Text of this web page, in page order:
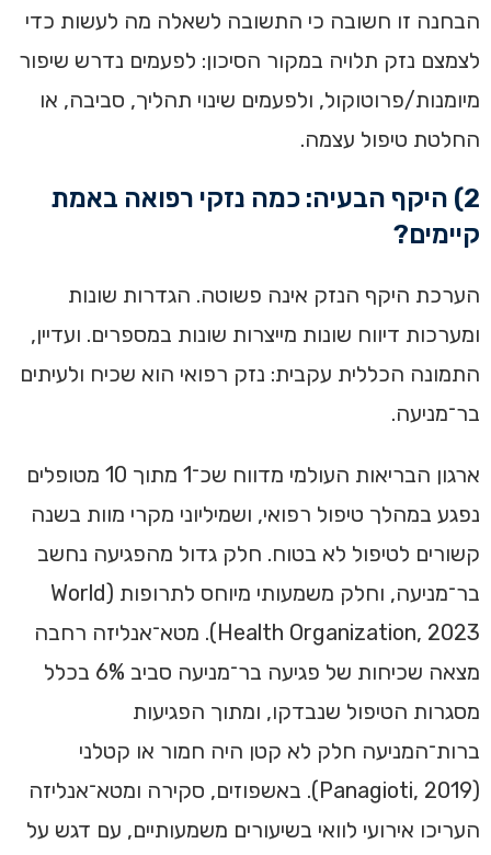
הבחנה זו חשובה כי התשובה לשאלה מה לעשות כדי
לצמצם נזק תלויה במקור הסיכון: לפעמים נדרש שיפור
מיומנות/פרוטוקול, ולפעמים שינוי תהליך, סביבה, או
החלטת טיפול עצמה.
2) היקף הבעיה: כמה נזקי רפואה באמת
קיימים?
הערכת היקף הנזק אינה פשוטה. הגדרות שונות
ומערכות דיווח שונות מייצרות שונות במספרים. ועדיין,
התמונה הכללית עקבית: נזק רפואי הוא שכיח ולעיתים
בר־מניעה.
ארגון הבריאות העולמי מדווח שכ־1 מתוך 10 מטופלים
נפגע במהלך טיפול רפואי, ושמיליוני מקרי מוות בשנה
קשורים לטיפול לא בטוח. חלק גדול מהפגיעה נחשב
בר־מניעה, וחלק משמעותי מיוחס לתרופות (World
Health Organization, 2023). מטא־אנליזה רחבה
מצאה שכיחות של פגיעה בר־מניעה סביב 6% בכלל
מסגרות הטיפול שנבדקו, ומתוך הפגיעות
ברות־המניעה חלק לא קטן היה חמור או קטלני
(Panagioti, 2019). באשפוזים, סקירה ומטא־אנליזה
העריכו אירועי לוואי בשיעורים משמעותיים, עם דגש על